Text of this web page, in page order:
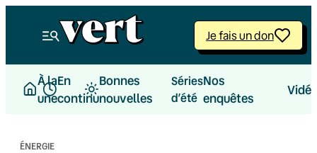
Je fais un don
À la
une
En
continu
Bonnes
nouvelles
Séries
d’été
Nos
enquêtes
ÉNERGIE